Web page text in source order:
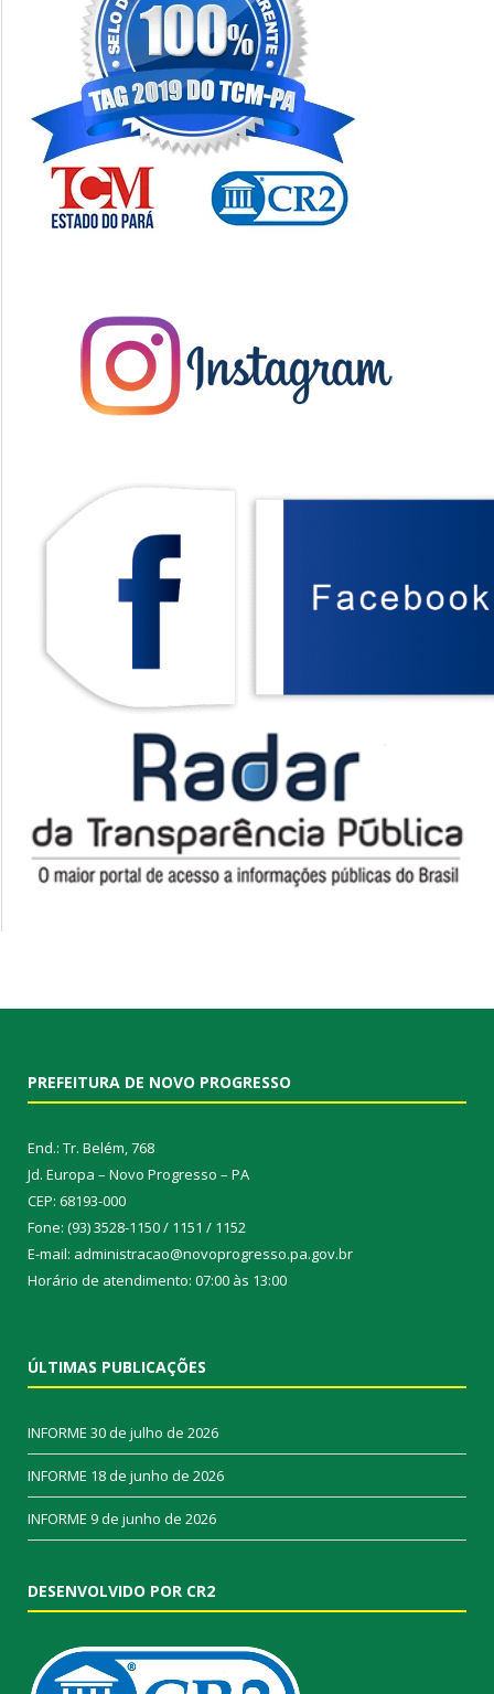
PREFEITURA DE NOVO PROGRESSO
End.: Tr. Belém, 768
Jd. Europa – Novo Progresso – PA
CEP: 68193-000
Fone: (93) 3528-1150 / 1151 / 1152
E-mail: administracao@novoprogresso.pa.gov.br
Horário de atendimento: 07:00 às 13:00
ÚLTIMAS PUBLICAÇÕES
INFORME 30 de julho de 2026
INFORME 18 de junho de 2026
INFORME 9 de junho de 2026
DESENVOLVIDO POR CR2